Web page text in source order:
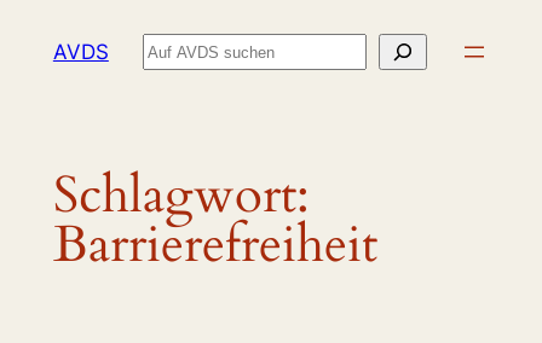
InhaltAVDS Suchen
Schlagwort:
Barrierefreiheit